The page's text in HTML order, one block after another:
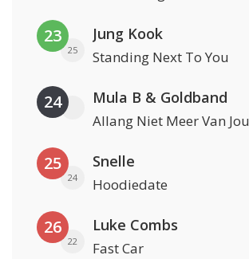
23
25
Jung Kook
Standing Next To You
24 Mula B & Goldband
Allang Niet Meer Van Jou
25
24
Snelle
Hoodiedate
26
22
Luke Combs
Fast Car